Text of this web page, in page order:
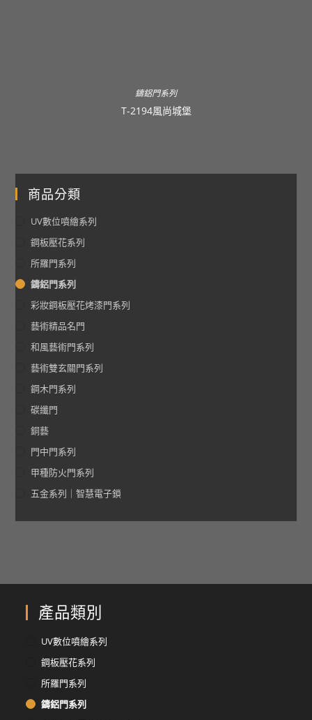
鑄鋁門系列
T-2194風尚城堡
商品分類
UV數位噴繪系列
鋼板壓花系列
所羅門系列
鑄鋁門系列
彩妝鋼板壓花烤漆門系列
藝術精品名門
和風藝術門系列
藝術雙玄關門系列
鋼木門系列
碳纖門
銅藝
門中門系列
甲種防火門系列
五金系列｜智慧電子鎖
產品類別
UV數位噴繪系列
鋼板壓花系列
所羅門系列
鑄鋁門系列